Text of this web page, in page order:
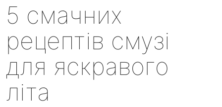
5 смачних
рецептів смузі
для яскравого
літа